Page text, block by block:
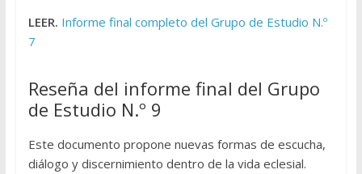
LEER. Informe final completo del Grupo de Estudio N.º
7
Reseña del informe final del Grupo
de Estudio N.º 9
Este documento propone nuevas formas de escucha,
diálogo y discernimiento dentro de la vida eclesial.